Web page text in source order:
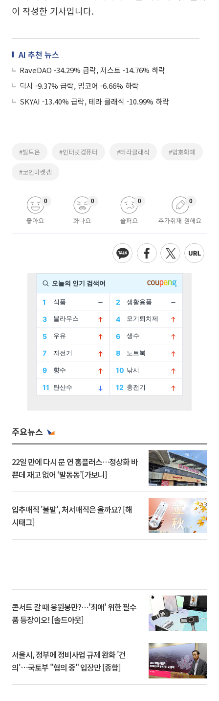
이 작성한 기사입니다.
AI 추천 뉴스
RaveDAO -34.29% 급락, 저스트 -14.76% 하락
딕시 -9.37% 급락, 밈코어 -6.66% 하락
SKYAI -13.40% 급락, 테라 클래식 -10.99% 하락
#빌드온 #인터넷컴퓨터 #테라클래식 #암호화폐
#코인마켓캡
좋아요
0
화나요
0
슬퍼요
0
추가취재 원해요
0
주요뉴스
22일 만에 다시 문 연 홈플러스…정상화 바
쁜데 재고 없어 ‘발동동’[가보니]
입추매직 '불발', 처서매직은 올까요? [해
시태그]
콘서트 갈 때 응원봉만?⋯'최애' 위한 필수
품 등장이오! [솔드아웃]
서울시, 정부에 정비사업 규제 완화 '건
의'⋯국토부 "협의 중" 입장만 [종합]